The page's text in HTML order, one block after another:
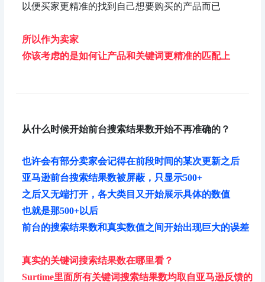
以便买家更精准的找到自己想要购买的产品而已
所以作为卖家
你该考虑的是如何让产品和关键词更精准的匹配上
从什么时候开始前台搜索结果数开始不再准确的？
也许会有部分卖家会记得在前段时间的某次更新之后
亚马逊前台搜索结果数被屏蔽，只显示500+
之后又无端打开，各大类目又开始展示具体的数值
也就是那500+以后
前台的搜索结果数和真实数值之间开始出现巨大的误差
真实的关键词搜索结果数在哪里看？
Surtime里面所有关键词搜索结果数均取自亚马逊反馈的